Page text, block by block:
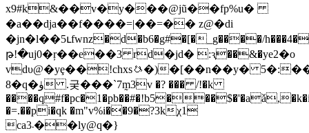
x9#k&��v�y���@jũ��fp%u�
�a��dja��f����=|��=�� z@�di
�jn�l��5ւfwnz�d�b6�g#�[�_g����/
թ!�uj0�ŗ��e��3 rd�jd� :ԇ��&�ye2�o
vdυ@�yȩ��!chxsᳬ�)�[��n��y�
8�q�ۈ .궂���`7m̰3v �? ��� /!�k
�=.��pi�qk �m"v%i��9�?3kχ1
ca܁3��ly@q�}